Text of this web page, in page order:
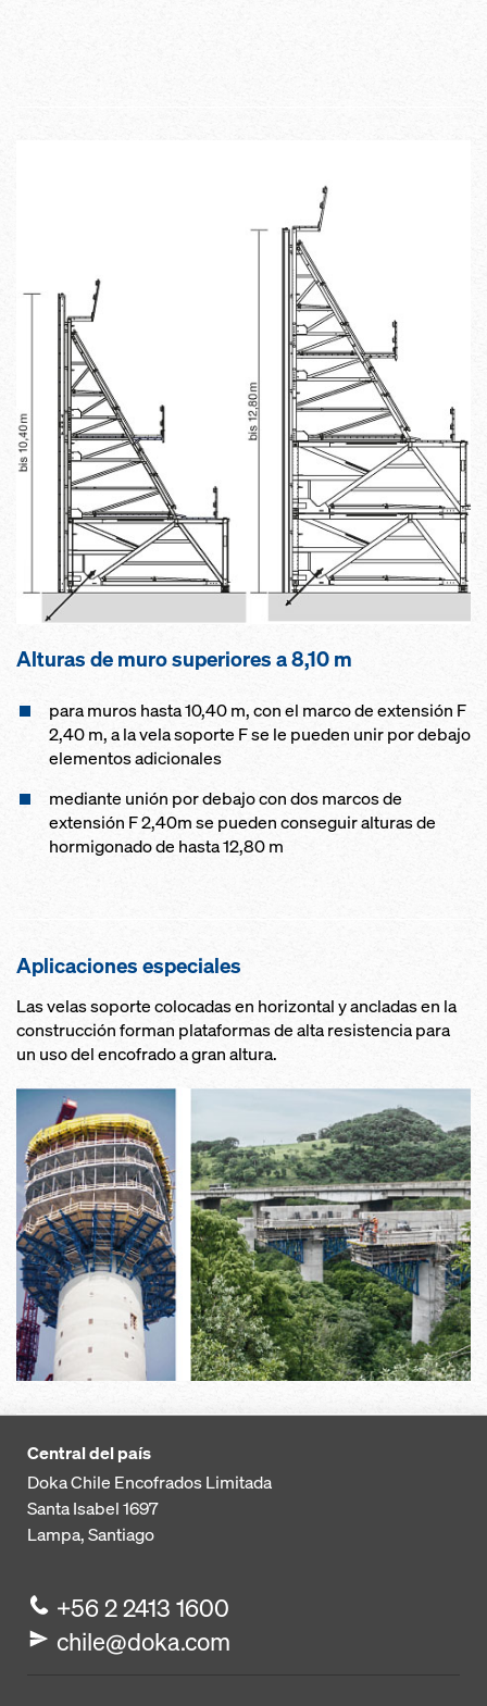
Alturas de muro superiores a 8,10 m
para muros hasta 10,40 m, con el marco de extensión F
2,40 m, a la vela soporte F se le pueden unir por debajo
elementos adicionales
mediante unión por debajo con dos marcos de
extensión F 2,40m se pueden conseguir alturas de
hormigonado de hasta 12,80 m
Aplicaciones especiales
Las velas soporte colocadas en horizontal y ancladas en la
construcción forman plataformas de alta resistencia para
un uso del encofrado a gran altura.
Central del país
Doka Chile Encofrados Limitada
Santa Isabel 1697
Lampa, Santiago
+56 2 2413 1600
chile@doka.com